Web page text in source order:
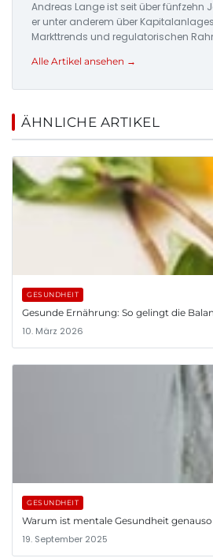
Andreas Lange ist seit über fünfzehn
er unter anderem über
Markttrends und regulatorischen
Alle Artikel ansehen →
ÄHNLICHE ARTIKEL
GESUNDHEIT
Gesunde Ernährung: So gelingt die
10. März 2026
GESUNDHEIT
Warum ist mentale Gesundheit
19. September 2025